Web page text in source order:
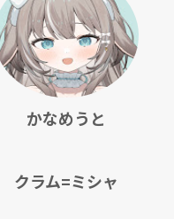
かなめうと
クラム=ミシャ